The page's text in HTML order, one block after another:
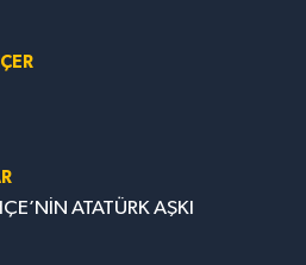
ATATÜRK AŞKI